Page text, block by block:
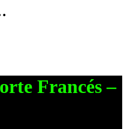
Francés –